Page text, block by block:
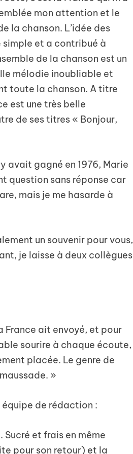
mon attention et le
la chanson. L’idée des
et a contribué à
de la chanson est un
mélodie inoubliable et
toute la chanson. A titre
est une très belle
de ses titres « Bonjour,
avait gagné en 1976, Marie
question sans réponse car
mais je me hasarde à
un souvenir pour vous,
je laisse à deux collègues
France ait envoyé, et pour
sourire à chaque écoute,
placée. Le genre de
»
de rédaction :
et frais en même
pour son retour) et la